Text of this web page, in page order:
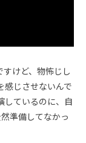
すけど、物怖じし
感じさせないんで
しているのに、自
準備してなかっ